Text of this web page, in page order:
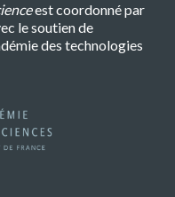
est coordonné par
le soutien de
des technologies